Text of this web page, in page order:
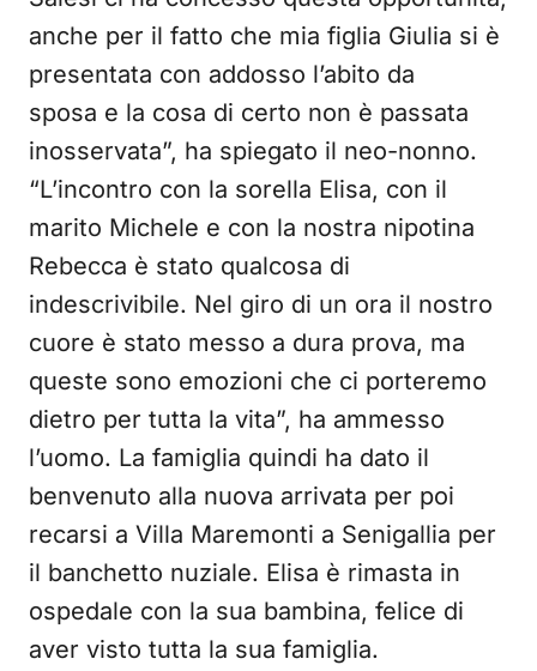
anche per il fatto che mia figlia Giulia si è
presentata con addosso l’abito da
sposa e la cosa di certo non è passata
inosservata”, ha spiegato il neo-nonno.
“L’incontro con la sorella Elisa, con il
marito Michele e con la nostra nipotina
Rebecca è stato qualcosa di
indescrivibile. Nel giro di un ora il nostro
cuore è stato messo a dura prova, ma
queste sono emozioni che ci porteremo
dietro per tutta la vita”, ha ammesso
l’uomo. La famiglia quindi ha dato il
benvenuto alla nuova arrivata per poi
recarsi a Villa Maremonti a Senigallia per
il banchetto nuziale. Elisa è rimasta in
ospedale con la sua bambina, felice di
aver visto tutta la sua famiglia.